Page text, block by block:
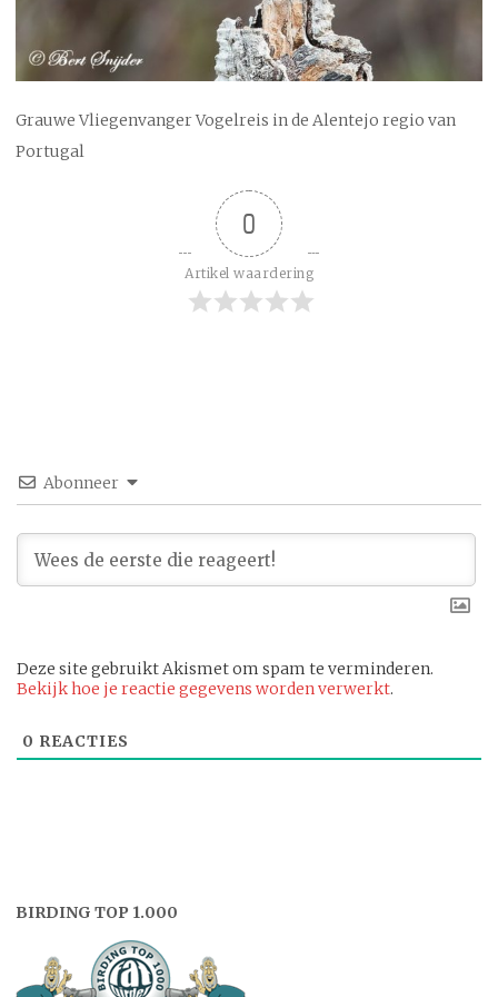
Grauwe Vliegenvanger Vogelreis in de Alentejo regio van
Portugal
0
Artikel waardering
Abonneer
Deze site gebruikt Akismet om spam te verminderen.
Bekijk hoe je reactie gegevens worden verwerkt.
0 REACTIES
BIRDING TOP 1.000